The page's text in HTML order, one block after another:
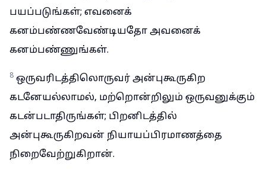
பயப்படுங்கள்; எவனைக்
கனம்பண்ணவேண்டியதோ அவனைக்
கனம்பண்ணுங்கள்.
8 ஒருவரிடத்திலொருவர் அன்புகூருகிற
கடனேயல்லாமல், மற்றொன்றிலும் ஒருவனுக்கும்
கடன்படாதிருங்கள்; பிறனிடத்தில்
அன்புகூருகிறவன் நியாயப்பிரமாணத்தை
நிறைவேற்றுகிறான்.